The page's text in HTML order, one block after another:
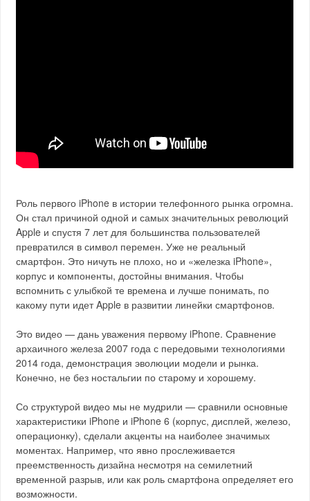
Роль первого iPhone в истории телефонного рынка огромна.
Он стал причиной одной и самых значительных революций
Apple и спустя 7 лет для большинства пользователей
превратился в символ перемен. Уже не реальный
смартфон. Это ничуть не плохо, но и «железка iPhone»,
корпус и компоненты, достойны внимания. Чтобы
вспомнить с улыбкой те времена и лучше понимать, по
какому пути идет Apple в развитии линейки смартфонов.
Это видео — дань уважения первому iPhone. Сравнение
архаичного железа 2007 года с передовыми технологиями
2014 года, демонстрация эволюции модели и рынка.
Конечно, не без ностальгии по старому и хорошему.
Со структурой видео мы не мудрили — сравнили основные
характеристики iPhone и iPhone 6 (корпус, дисплей, железо,
операционку), сделали акценты на наиболее значимых
моментах. Например, что явно прослеживается
преемственность дизайна несмотря на семилетний
временной разрыв, или как роль смартфона определяет его
возможности.